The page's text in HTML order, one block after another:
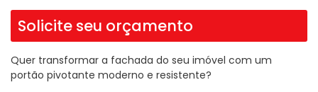
Solicite seu orçamento
Quer transformar a fachada do seu imóvel com um
portão pivotante moderno e resistente?